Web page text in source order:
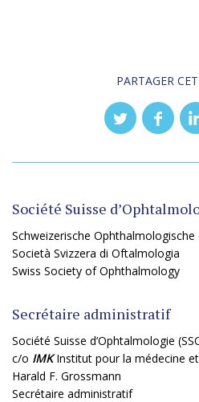
PARTAGER
Société Suisse
Schweizerische Ophthalmologische
Società Svizzera di Oftalmologia
Swiss Society of Ophthalmology
Secrétaire administratif
Société Suisse d’Ophtalmologie
c/o IMKInstitut pour la médecine
Harald F. Grossmann
Secrétaire administratif